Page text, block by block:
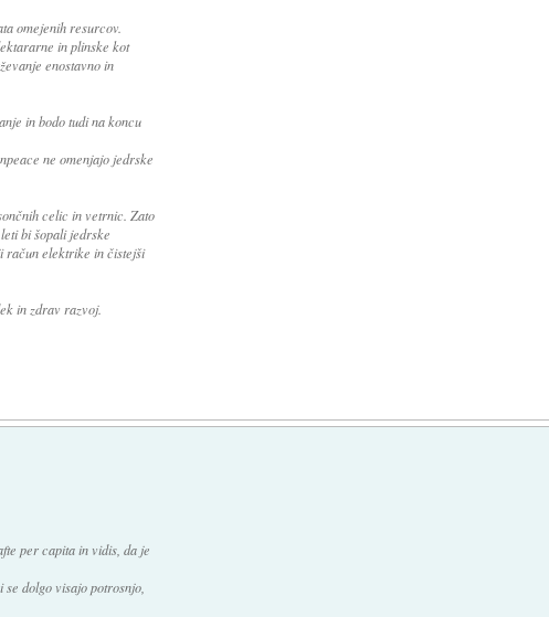
omejenih resurcov.
in plinske kot
enostavno in
in bodo tudi na koncu
ne omenjajo jedrske
celic in vetrnic. Zato
bi šopali jedrske
račun elektrike in čistejši
in zdrav razvoj.
per capita in vidis, da je
dolgo visajo potrosnjo,